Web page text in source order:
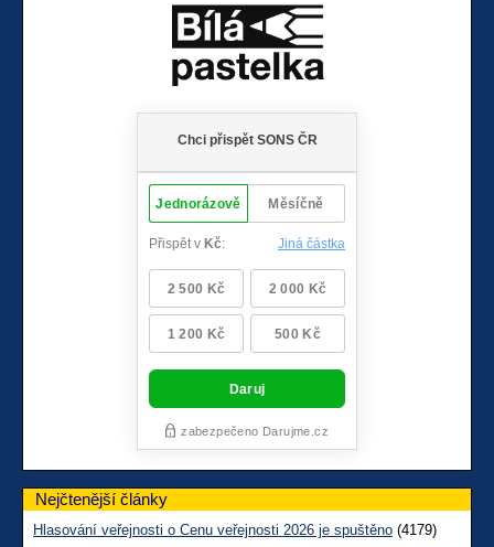
Nejčtenější články
Hlasování veřejnosti o Cenu veřejnosti 2026 je spuštěno (4179)